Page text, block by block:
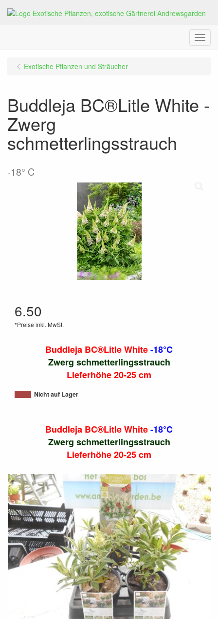
Menu
Exotische Pflanzen und Sträucher
Buddleja BC®Litle White -
Zwerg
schmetterlingsstrauch
-18° C
6.50
*Preise inkl. MwSt.
Buddleja BC®Litle White-18°C
Zwerg schmetterlingsstrauch
Lieferhöhe 20-25 cm
Nicht auf Lager
Buddleja BC®Litle White-18°C
Zwerg schmetterlingsstrauch
Lieferhöhe 20-25 cm